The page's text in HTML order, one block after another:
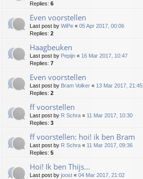
Replies: 6
Even voorstellen
Last post by WiPe « 05 Apr 2017, 00:06
Replies: 2
Haagbeuken
Last post by Pepijn « 16 Mar 2017, 10:47
Replies: 7
Even voorstellen
Last post by Bram Volker « 13 Mar 2017, 21:45
Replies: 2
ff voorstellen
Last post by R Schra « 11 Mar 2017, 10:30
Replies: 3
ff voorstellen: hoi! ik ben Bram
Last post by R Schra « 11 Mar 2017, 09:36
Replies: 5
Hoi! Ik ben Thijs...
Last post by joost « 04 Mar 2017, 21:02